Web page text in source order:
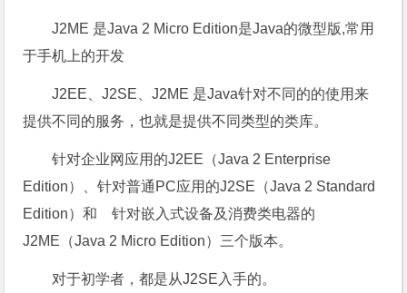
J2ME 是Java 2 Micro Edition是Java的微型版,常用
于手机上的开发
J2EE、J2SE、J2ME 是Java针对不同的的使用来
提供不同的服务，也就是提供不同类型的类库。
针对企业网应用的J2EE（Java 2 Enterprise
Edition）、针对普通PC应用的J2SE（Java 2 Standard
Edition）和 针对嵌入式设备及消费类电器的
J2ME（Java 2 Micro Edition）三个版本。
对于初学者，都是从J2SE入手的。